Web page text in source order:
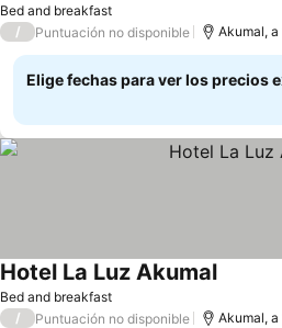
Bed and breakfast
/ Puntuación no disponible Akumal,
Elige fechas para ver los precios
Bed and breakfast
Hotel La Luz Akumal
/ Puntuación no disponible Akumal, a